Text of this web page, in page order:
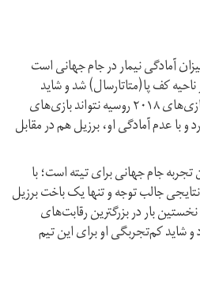
آمادگی نیمار در جام جهانی است
کف پا(متاتارسال) شد و شاید
همین مسئله موجب شود او در بازی‌های ۲۰۱۸ روسیه نتواند بازی‌های
با عدم آمادگی او، برزیل هم در مقابل
جام جهانی برای تیته است؛ با
جالب توجه و تنها یک باخت برزیل
نخستین بار در بزرگترین رقابت‌های
شاید کم‌تجربگی او برای این تیم